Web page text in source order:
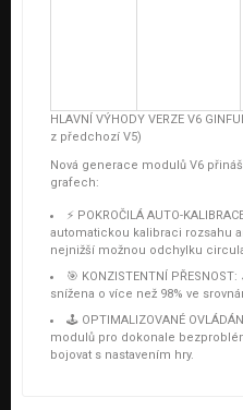
HLAVNÍ VÝHODY VERZE V6
z předchozí V5)
Nová generace modulů V6
grafech:
⚡ POKROČILÁ AUTO-
automatickou kalibraci rozsahu
nejnižší možnou odchylku
🎯 KONZISTENTNÍ PŘESNOST:
snížena o více než 98% ve
🕹️ OPTIMALIZOVANÉ
modulů pro dokonale
bojovat s nastavením hry.